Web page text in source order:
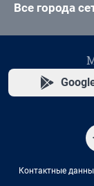
Все города
Контактные